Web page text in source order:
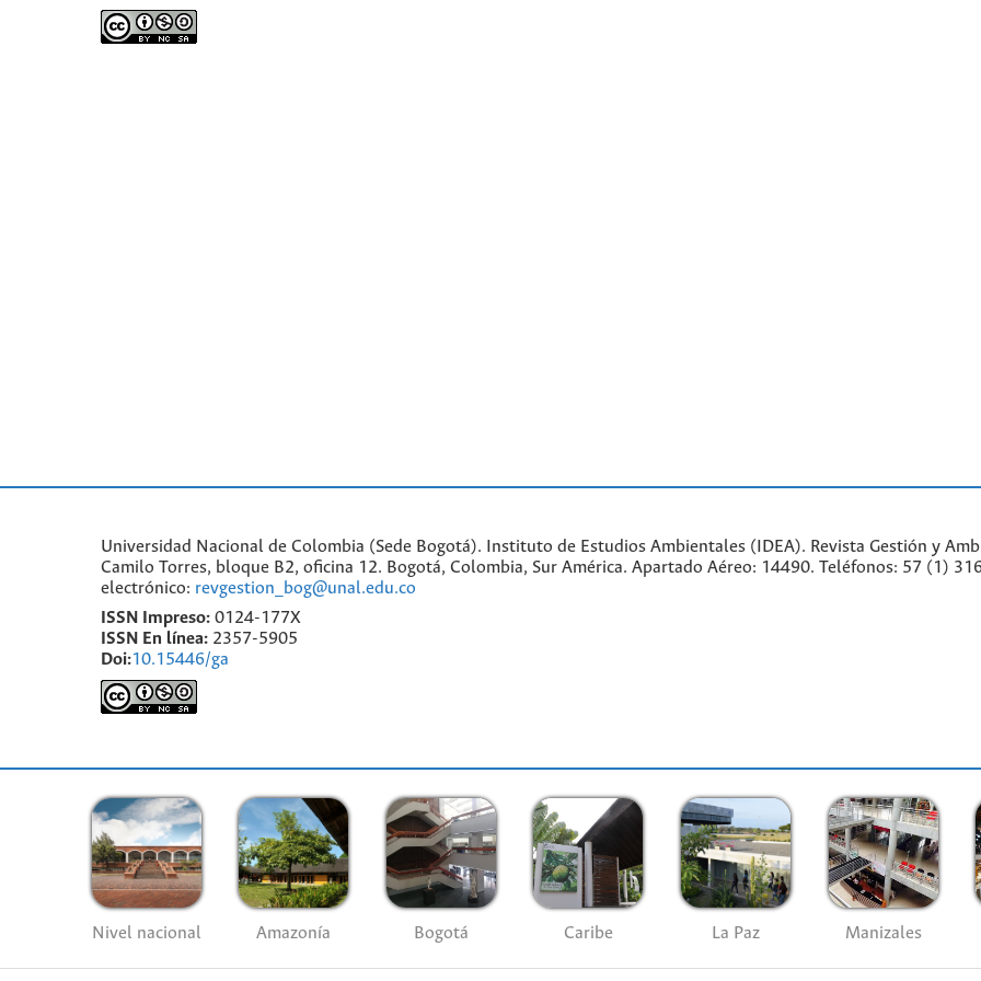
Universidad Nacional de Colombia (Sede Bogotá). Instituto de Estudios Ambientales (IDEA). Revista Gestión y
Camilo Torres, bloque B2, oficina 12. Bogotá, Colombia, Sur América. Apartado Aéreo: 14490. Teléfonos: 57 (1)
electrónico: revgestion_bog@unal.edu.co
ISSN Impreso: 0124-177X
ISSN En línea: 2357-5905
Doi:10.15446/ga
Nivel nacional Amazonía Bogotá Caribe La Paz Manizales